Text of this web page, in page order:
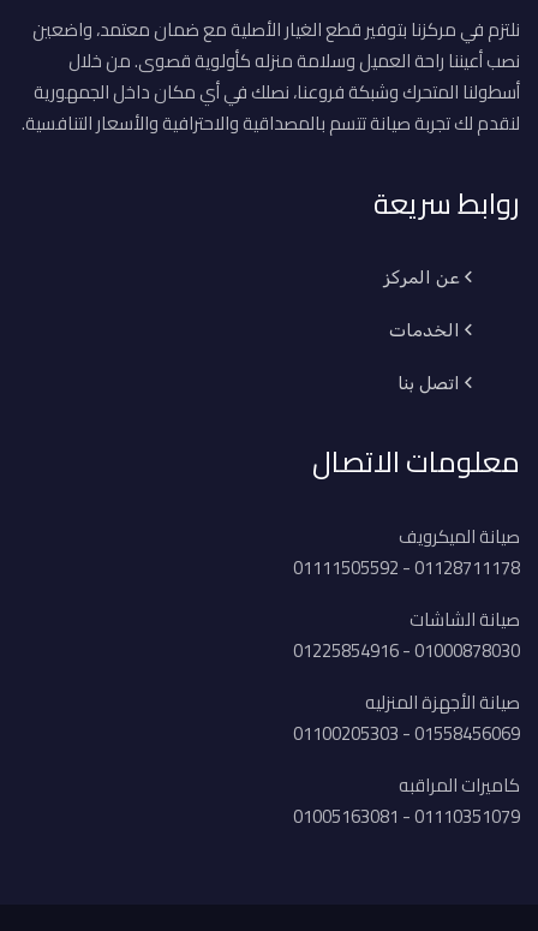
نلتزم في مركزنا بتوفير قطع الغيار الأصلية مع ضمان معتمد، واضعين
نصب أعيننا راحة العميل وسلامة منزله كأولوية قصوى. من خلال
أسطولنا المتحرك وشبكة فروعنا، نصلك في أي مكان داخل الجمهورية
لنقدم لك تجربة صيانة تتسم بالمصداقية والاحترافية والأسعار التنافسية.
روابط سريعة
عن المركز
الخدمات
اتصل بنا
معلومات الاتصال
صيانة الميكرويف
01128711178 - 01111505592
صيانة الشاشات
01000878030 - 01225854916
صيانة الأجهزة المنزليه
01558456069 - 01100205303
كاميرات المراقبه
01110351079 - 01005163081